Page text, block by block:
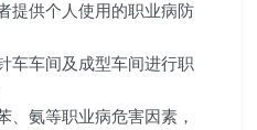
提供个人使用的职业病防
车车间及成型车间进行职
、氨等职业病危害因素，